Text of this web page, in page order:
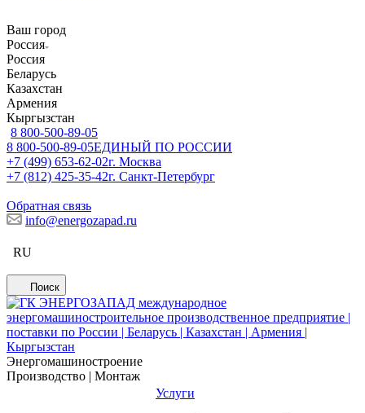
Ваш город
Россия
Россия
Беларусь
Казахстан
Армения
Кыргызстан
8 800-500-89-05
8 800-500-89-05ЕДИНЫЙ ПО РОССИИ
+7 (499) 653-62-02г. Москва
+7 (812) 425-35-42г. Санкт-Петербург
Обратная связь
info@energozapad.ru
RU
Поиск
Энергомашиностроение
Производство | Монтаж
Услуги